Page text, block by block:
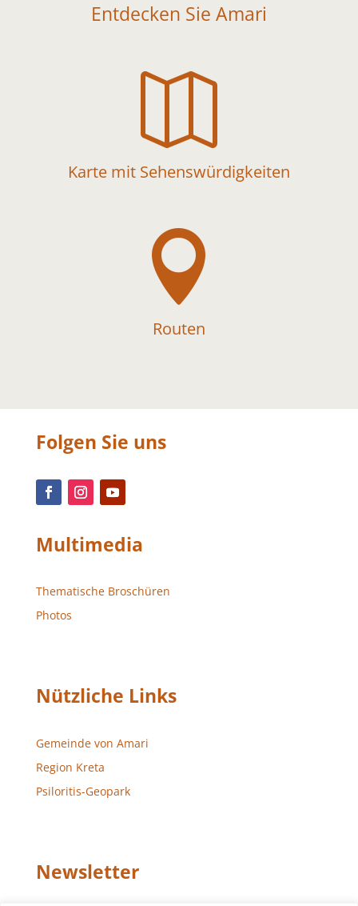
Entdecken Sie Amari

Karte mit Sehenswürdigkeiten

Routen
Folgen Sie uns
Multimedia
Thematische Broschüren
Photos
Nützliche Links
Gemeinde von Amari
Region Kreta
Psiloritis-Geopark
Newsletter